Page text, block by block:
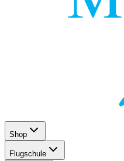
Shop
Flugschule